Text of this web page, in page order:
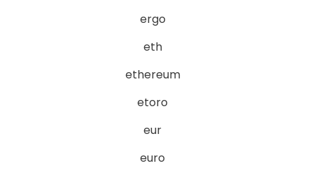
ergo
eth
ethereum
etoro
eur
euro